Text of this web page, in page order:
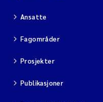
Ansatte
Fagområder
Prosjekter
Publikasjoner